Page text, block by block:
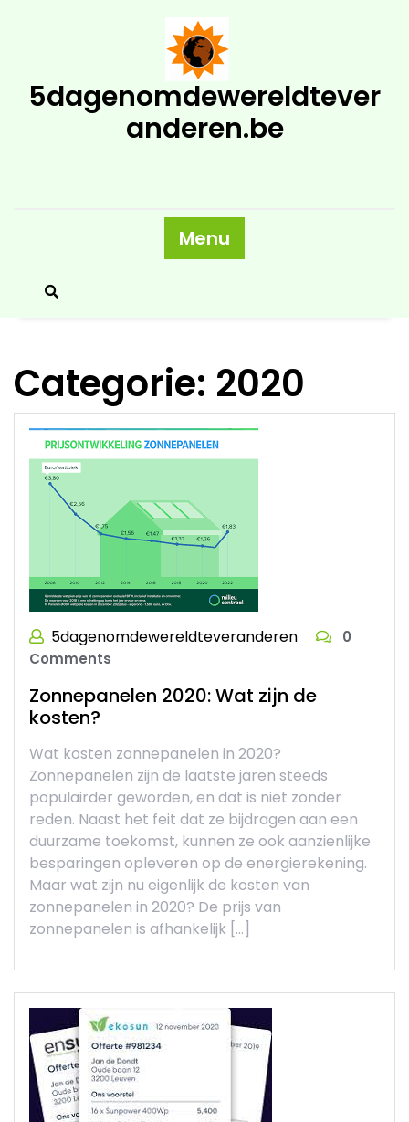
5dagenomdewereldtever
anderen.be
Menu
Categorie: 2020
5dagenomdewereldteveranderen
0
Comments
Zonnepanelen 2020: Wat zijn de
kosten?
Wat kosten zonnepanelen in 2020?
Zonnepanelen zijn de laatste jaren steeds
populairder geworden, en dat is niet zonder
reden. Naast het feit dat ze bijdragen aan een
duurzame toekomst, kunnen ze ook aanzienlijke
besparingen opleveren op de energierekening.
Maar wat zijn nu eigenlijk de kosten van
zonnepanelen in 2020? De prijs van
zonnepanelen is afhankelijk […]